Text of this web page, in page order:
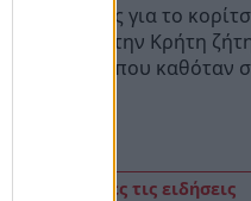
«Πόσα θέλεις για το
Τουρίστας στην Κρήτη
για ανήλικη που καθόταν
Δείτε όλες τις ειδήσεις